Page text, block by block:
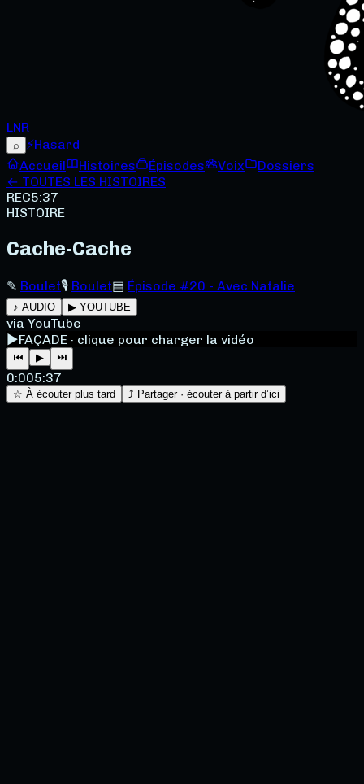
LNR
⌕ ⚡Hasard
Accueil
Histoires Épisodes Voix
Dossiers
← TOUTES LES HISTOIRES
REC5:37
HISTOIRE
Cache-Cache
✎ Boulet🎙 Boulet▤ Épisode #20 - Avec Natalie
♪ AUDIO ▶ YOUTUBE
via YouTube
▶FAÇADE · clique pour charger la vidéo
⏮ ▶ ⏭
0:005:37
☆ À écouter plus tard ⤴ Partager · écouter à partir d’ici